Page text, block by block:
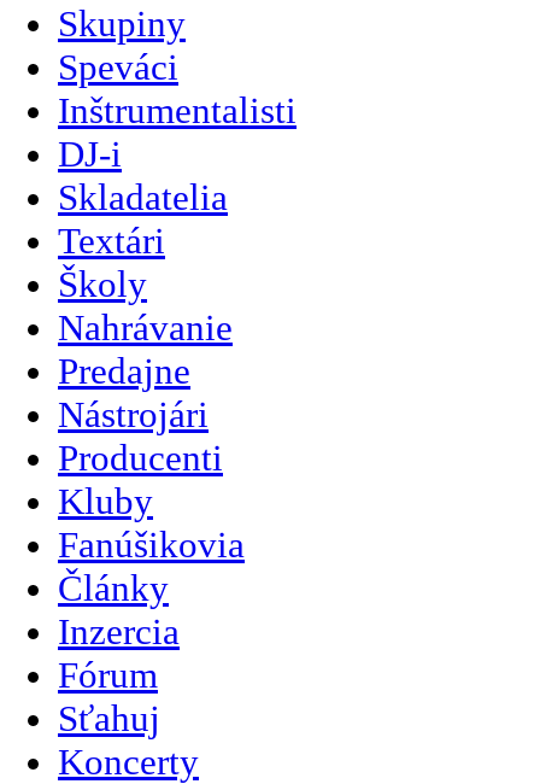
Skupiny
Speváci
Inštrumentalisti
DJ-i
Skladatelia
Textári
Školy
Nahrávanie
Predajne
Nástrojári
Producenti
Kluby
Fanúšikovia
Články
Inzercia
Fórum
Sťahuj
Koncerty